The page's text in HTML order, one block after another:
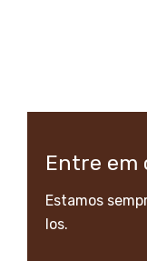
Entre em
Estamos
los.